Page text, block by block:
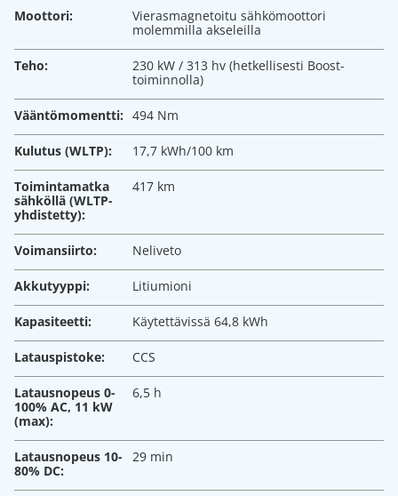
Moottori:
Vierasmagnetoitu sähkömoottori
molemmilla akseleilla
Teho:
230 kW / 313 hv (hetkellisesti Boost-
toiminnolla)
Vääntömomentti: 494 Nm
Kulutus (WLTP): 17,7 kWh/100 km
Toimintamatka
sähköllä (WLTP-
yhdistetty):
417 km
Voimansiirto: Neliveto
Akkutyyppi: Litiumioni
Kapasiteetti: Käytettävissä 64,8 kWh
Latauspistoke: CCS
Latausnopeus 0-
100% AC, 11 kW
(max):
6,5 h
Latausnopeus 10-
80% DC:
29 min